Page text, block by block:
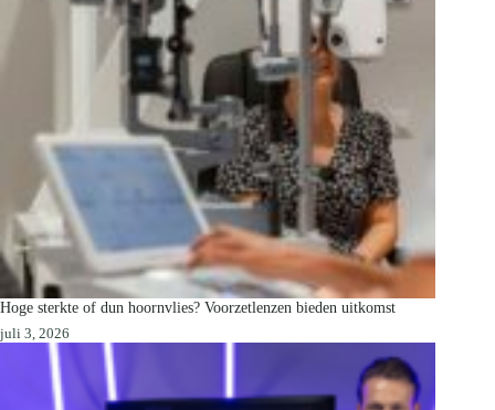
Hoge sterkte of dun hoornvlies? Voorzetlenzen bieden uitkomst
juli 3, 2026